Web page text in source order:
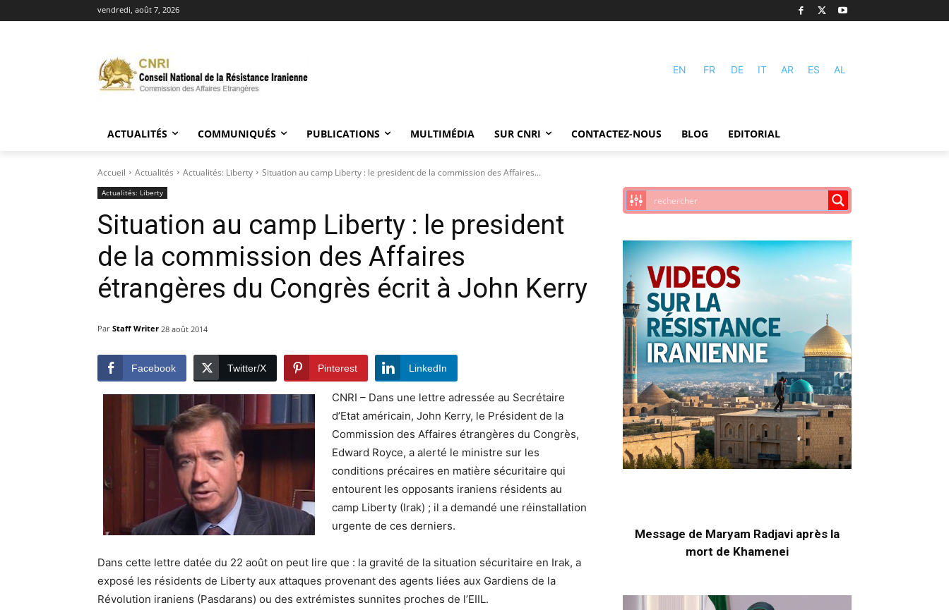
vendredi, août 7, 2026
EN FR DE IT AR ES AL
ACTUALITÉS COMMUNIQUÉS PUBLICATIONS MULTIMÉDIA SUR CNRI CONTACTEZ-NOUS BLOG EDITORIAL
Accueil Actualités Actualités: Liberty Situation au camp Liberty : le president de la commission des Affaires...
Actualités: Liberty
Situation au camp Liberty : le president
de la commission des Affaires
étrangères du Congrès écrit à John Kerry
Par Staff Writer 28 août 2014
Facebook Twitter/X Pinterest LinkedIn
CNRI – Dans une lettre adressée au Secrétaire
d’Etat américain, John Kerry, le Président de la
Commission des Affaires étrangères du Congrès,
Edward Royce, a alerté le ministre sur les
conditions précaires en matière sécuritaire qui
entourent les opposants iraniens résidents au
camp Liberty (Irak) ; il a demandé une réinstallation
urgente de ces derniers.
Dans cette lettre datée du 22 août on peut lire que : la gravité de la situation sécuritaire en Irak, a
exposé les résidents de Liberty aux attaques provenant des agents liées aux Gardiens de la
Révolution iraniens (Pasdarans) ou des extrémistes sunnites proches de l’EIIL.
Message de Maryam Radjavi après la
mort de Khamenei